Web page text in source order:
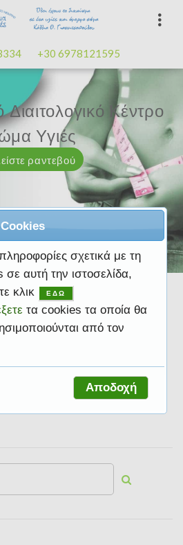
+30 6978121595
εμπειρίακαλή
διάθεση
ραντεβού
Κέντρο
Υγιές
ραντεβού
μπορείτε
ραντεβού
εμπειρίακαλή
διάθεση
ραντεβού
Κέντρο
Υγιές
ραντεβού
σχετικά με τη
αυτή την ιστοσελίδα,
κλικ
ΕΔΩ
τα cookies τα οποία θα
από τον
Αποδοχή